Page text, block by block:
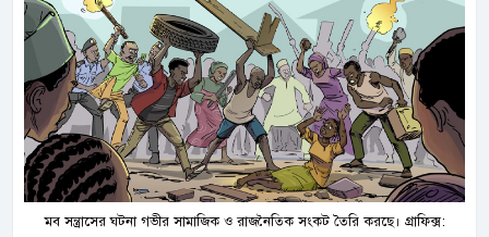
মব সন্ত্রাসের ঘটনা গভীর সামাজিক ও রাজনৈতিক সংকট তৈরি করছে। গ্রাফিক্স: